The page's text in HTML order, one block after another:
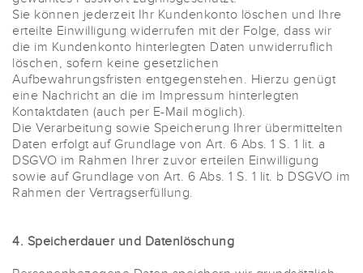
Sie können jederzeit Ihr Kundenkonto löschen und Ihre
erteilte Einwilligung widerrufen mit der Folge, dass wir
die im Kundenkonto hinterlegten Daten unwiderruflich
löschen, sofern keine gesetzlichen
Aufbewahrungsfristen entgegenstehen. Hierzu genügt
eine Nachricht an die im Impressum hinterlegten
Kontaktdaten (auch per E-Mail möglich).
Die Verarbeitung sowie Speicherung Ihrer übermittelten
Daten erfolgt auf Grundlage von Art. 6 Abs. 1 S. 1 lit. a
DSGVO im Rahmen Ihrer zuvor erteilen Einwilligung
sowie auf Grundlage von Art. 6 Abs. 1 S. 1 lit. b DSGVO im
Rahmen der Vertragserfüllung.
4. Speicherdauer und Datenlöschung